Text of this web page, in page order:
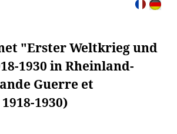
"Erster Weltkrieg und
1930 in Rheinland-
Guerre et
1930)